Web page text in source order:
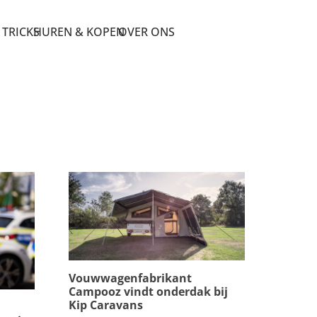
HUREN & KOPENOVER ONS
Vouwwagenfabrikant
Campooz vindt onderdak bij
Kip Caravans